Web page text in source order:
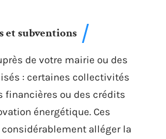
et subventions
de votre mairie ou des
: certaines collectivités
financières ou des crédits
énergétique. Ces
alléger la